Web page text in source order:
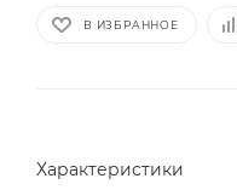
В ИЗБРАННОЕ
Характеристики